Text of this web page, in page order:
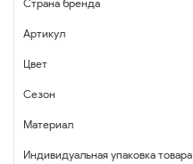
Страна бренда
Артикул
Цвет
Сезон
Материал
Индивидуальная упаковка товара